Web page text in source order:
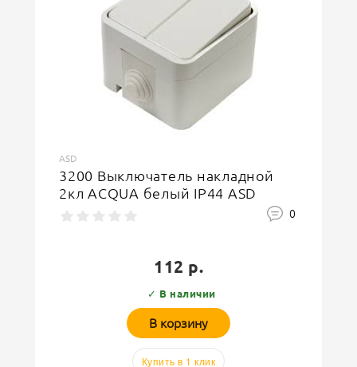
ASD
3200 Выключатель накладной
2кл ACQUA белый IP44 ASD
0
112 р.
✓ В наличии
В корзину
Купить в 1 клик